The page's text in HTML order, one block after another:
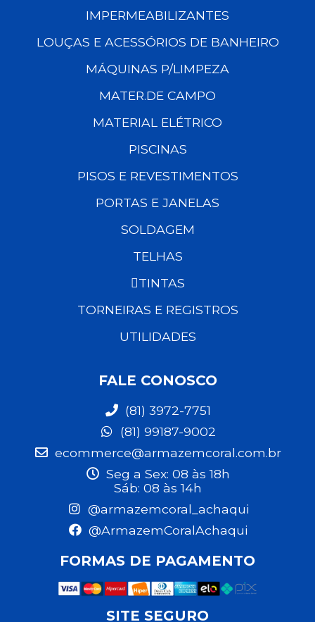
IMPERMEABILIZANTES
LOUÇAS E ACESSÓRIOS DE BANHEIRO
MÁQUINAS P/LIMPEZA
MATER.DE CAMPO
MATERIAL ELÉTRICO
PISCINAS
PISOS E REVESTIMENTOS
PORTAS E JANELAS
SOLDAGEM
TELHAS
TINTAS
TORNEIRAS E REGISTROS
UTILIDADES
FALE CONOSCO
(81) 3972-7751
(81) 99187-9002
ecommerce@armazemcoral.com.br
Seg a Sex: 08 às 18h
Sáb: 08 às 14h
@armazemcoral_achaqui
@ArmazemCoralAchaqui
FORMAS DE PAGAMENTO
SITE SEGURO